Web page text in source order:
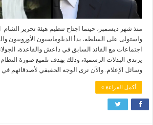
منذ شهر ديسمبر، حينما اجتاح تنظيم هيئة تحرير
واستولى على السلطة، بدأ الدبلوماسيون الأوروبيون
اجتماعات مع القائد السابق في داعش والقاعدة،
يرتدي البدلات الرسمية، وذلك بهدف تلميع صورة
وسائل الإعلام. والآن نرى الوجه الحقيقي لأصدقائهم
أكمل القراءة »